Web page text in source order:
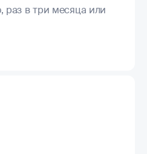
раз в три месяца или